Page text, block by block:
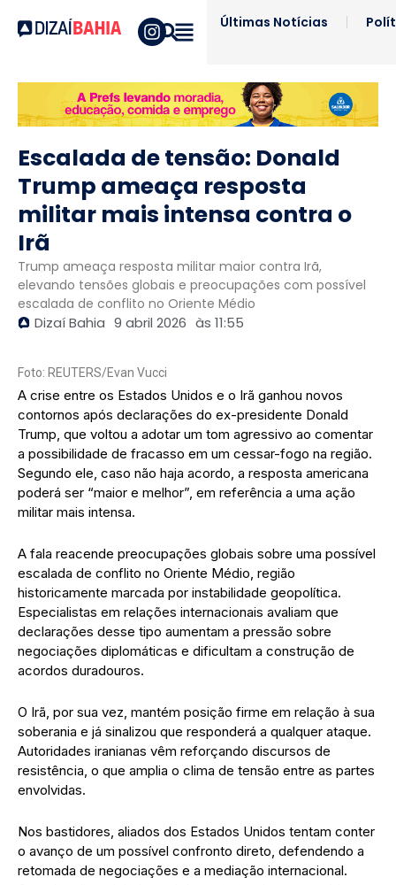
Últimas Notícias
Escalada de tensão: Donald
Trump ameaça resposta
militar mais intensa contra o
Irã
Trump ameaça resposta militar maior contra Irã,
elevando tensões globais e preocupações com possível
escalada de conflito no Oriente Médio
Dizaí Bahia 9 abril 2026 às 11:55
Foto: REUTERS/Evan Vucci
A crise entre os Estados Unidos e o Irã ganhou novos
contornos após declarações do ex-presidente Donald
Trump, que voltou a adotar um tom agressivo ao comentar
a possibilidade de fracasso em um cessar-fogo na região.
Segundo ele, caso não haja acordo, a resposta americana
poderá ser “maior e melhor”, em referência a uma ação
militar mais intensa.
A fala reacende preocupações globais sobre uma possível
escalada de conflito no Oriente Médio, região
historicamente marcada por instabilidade geopolítica.
Especialistas em relações internacionais avaliam que
declarações desse tipo aumentam a pressão sobre
negociações diplomáticas e dificultam a construção de
acordos duradouros.
O Irã, por sua vez, mantém posição firme em relação à sua
soberania e já sinalizou que responderá a qualquer ataque.
Autoridades iranianas vêm reforçando discursos de
resistência, o que amplia o clima de tensão entre as partes
envolvidas.
Nos bastidores, aliados dos Estados Unidos tentam conter
o avanço de um possível confronto direto, defendendo a
retomada de negociações e a mediação internacional.